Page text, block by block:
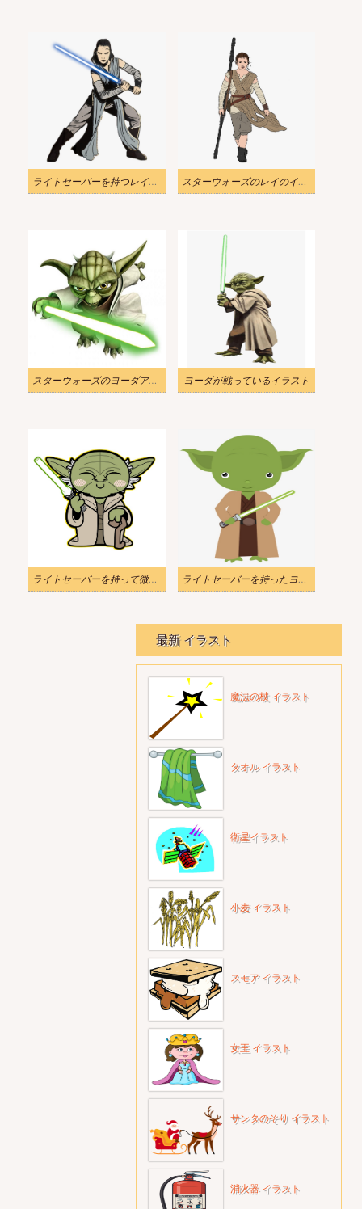
ライトセーバーを持つレイのイラスト スターウォーズのレイのイラスト 2
スターウォーズのヨーダアクションのイラスト ヨーダが戦っているイラスト
ライトセーバーを持って微笑むヨーダのイラスト ライトセーバーを持ったヨーダのイラスト
最新 イラスト
魔法の杖 イラスト
タオル イラスト
衛星イラスト
小麦 イラスト
スモア イラスト
女王 イラスト
サンタのそり イラスト
消火器 イラスト